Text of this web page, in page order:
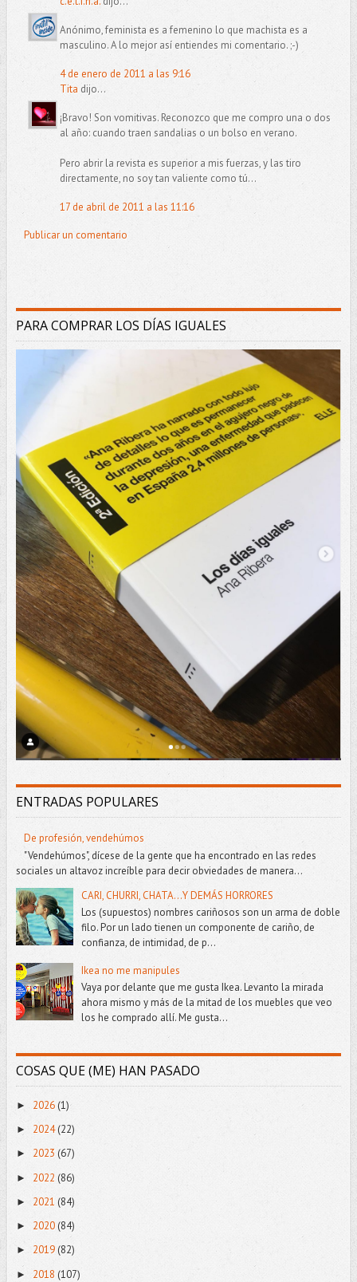
Anónimo, feminista es a femenino lo que machista es a
masculino. A lo mejor así entiendes mi comentario. ;-)
4 de enero de 2011 a las 9:16
Tita dijo...
¡Bravo! Son vomitivas. Reconozco que me compro una o dos
al año: cuando traen sandalias o un bolso en verano.
Pero abrir la revista es superior a mis fuerzas, y las tiro
directamente, no soy tan valiente como tú...
17 de abril de 2011 a las 11:16
Publicar un comentario
PARA COMPRAR LOS DÍAS IGUALES
ENTRADAS POPULARES
De profesión, vendehúmos
"Vendehúmos", dícese de la gente que ha encontrado en las redes
sociales un altavoz increíble para decir obviedades de manera...
CARI, CHURRI, CHATA...Y DEMÁS HORRORES
Los (supuestos) nombres cariñosos son un arma de doble
filo. Por un lado tienen un componente de cariño, de
confianza, de intimidad, de p...
Ikea no me manipules
Vaya por delante que me gusta Ikea. Levanto la mirada
ahora mismo y más de la mitad de los muebles que veo
los he comprado allí. Me gusta...
COSAS QUE (ME) HAN PASADO
► 2026(1)
► 2024(22)
► 2023 (67)
► 2022 (86)
► 2021 (84)
► 2020(84)
► 2019 (82)
► 2018 (107)